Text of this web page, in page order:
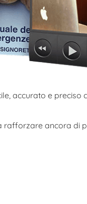
accurato e
rafforzare ancora di